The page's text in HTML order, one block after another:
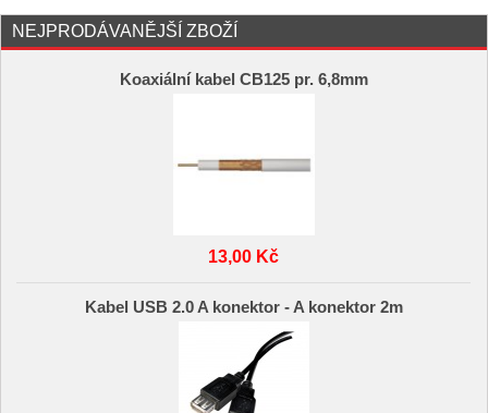
NEJPRODÁVANĚJŠÍ ZBOŽÍ
Koaxiální kabel CB125 pr. 6,8mm
13,00 Kč
Kabel USB 2.0 A konektor - A konektor 2m